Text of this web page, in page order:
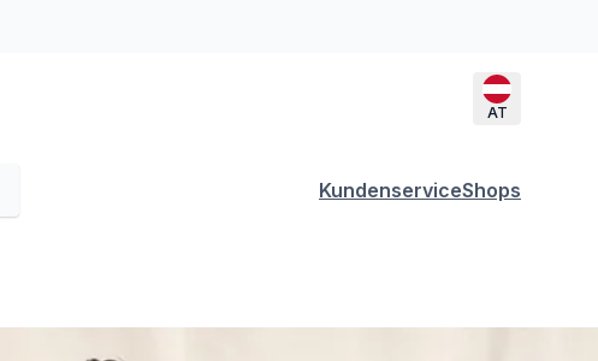
AT
KundenserviceShops